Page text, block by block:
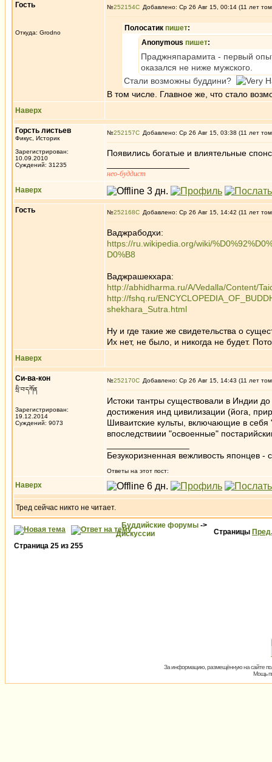
Гость
Откуда: Grodno
№252154 Добавлено: Ср 26 Авг 15, 00:14 (11 лет
Полосатик пишет:
Anonymous пишет:
Праджняпарамита - первый
оказался не ниже мужского.
Стали возможны буддини?
В том числе. Главное же, что стало
Наверх
Горсть листьев
Фикус, Историк
Зарегистрирован:
10.09.2010
Суждений: 31235
№252157 Добавлено: Ср 26 Авг 15, 03:38 (11 лет
Появились богатые и влиятельные
нео-буддист
Наверх
Гость №252168 Добавлено: Ср 26 Авг 15, 14:42 (11 лет
Ваджрабодхи:
https://ru.wikipedia.org/wiki/
D0%B8
Ваджрашекхара:
http://abhidharma.ru/A/Vedalla/Content/
http://fshq.ru/
shekhara_Sutra.html
Ну и где такие же свидетельства о
Их нет, не было, и никогда не будет.
Наверх
Си-ва-кон
སྲི་བ་དཀོན
Зарегистрирован:
19.12.2014
Суждений: 9073
№252170 Добавлено: Ср 26 Авг 15, 14:43 (11 лет
Истоки тантры существовали в Индии
достижения инд цивилизации (йога,
Шиваитские культы, включающие в себя
впоследствиии "освоенные"
Безукоризненная вежливость японцев -
Ответы на этот пост:
Наверх
Тред сейчас никто не читает.
Буддийские форумы ->
Дискуссии
Страницы Пред.
Страница 25 из 255
За информацию, размещённую на сайте
Мощь